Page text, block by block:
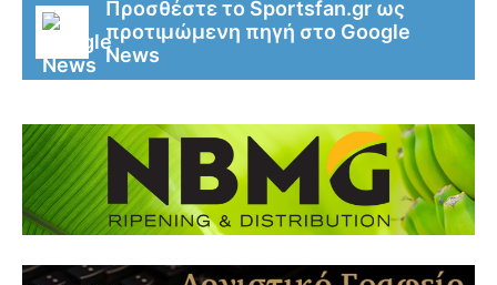
Προσθέστε το Sportsfan.gr ως
προτιμώμενη πηγή στο Google
News